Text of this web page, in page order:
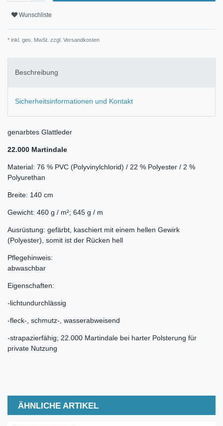
Wunschliste
* inkl. ges. MwSt. zzgl. Versandkosten
Beschreibung
Sicherheitsinformationen und Kontakt
genarbtes Glattleder
22.000 Martindale
Material: 76 % PVC (Polyvinylchlorid) / 22 % Polyester / 2 %
Polyurethan
Breite: 140 cm
Gewicht: 460 g / m²; 645 g / m
Ausrüstung: gefärbt, kaschiert mit einem hellen Gewirk
(Polyester), somit ist der Rücken hell
Pflegehinweis:
abwaschbar
Eigenschaften:
-lichtundurchlässig
-fleck-, schmutz-, wasserabweisend
-strapazierfähig; 22.000 Martindale bei harter Polsterung für
private Nutzung
ÄHNLICHE ARTIKEL